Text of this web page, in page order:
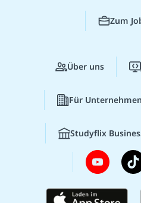
Zum
Über uns
Für Unternehmen
Studyflix